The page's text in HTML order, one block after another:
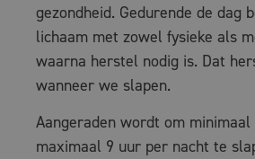
gezondheid. Gedurende de dag
lichaam met zowel fysieke als
waarna herstel nodig is. Dat
wanneer we slapen.
Aangeraden wordt om minimaal
maximaal 9 uur per nacht te